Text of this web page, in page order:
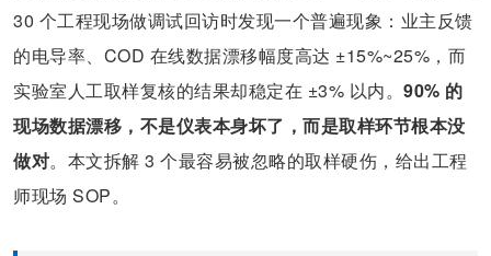
30 个工程现场做调试回访时发现一个普遍现象：业主反馈
的电导率、COD 在线数据漂移幅度高达 ±15%~25%，而
实验室人工取样复核的结果却稳定在 ±3% 以内。 90% 的
现场数据漂移，不是仪表本身坏了，而是取样环节根本没
做对。本文拆解 3 个最容易被忽略的取样硬伤，给出工程
师现场 SOP。